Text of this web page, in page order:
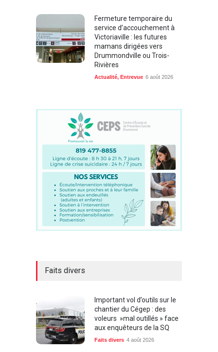
Fermeture temporaire du
service d’accouchement à
Victoriaville : les futures
mamans dirigées vers
Drummondville ou Trois-
Rivières
Actualité Entrevue 6 août 2026
Faits divers
Important vol d’outils sur le
chantier du Cégep : des
voleurs »mal outillés » face
aux enquêteurs de la SQ
Faits divers 4 août 2026